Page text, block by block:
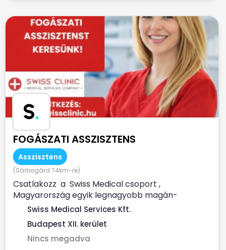
S.
FOGÁSZATI ASSZISZTENS
Asszisztens
(Sárbogárd 74km-re)
Csatlakozz a Swiss Medical csoport ,
Magyarország egyik legnagyobb magán-
egészségügyi szolgáltatója...
Swiss Medical Services Kft.
Budapest XII. kerület
Nincs megadva